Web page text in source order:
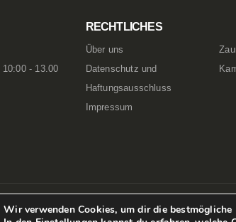
10:00 - 13.00
RECHTLICHES
Über uns
Datenschutz und
Haftungsausschluss
Impressum
Wir verwenden Cookies, um dir die